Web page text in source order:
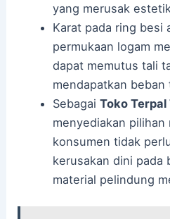
yang merusak
Karat pada ring besi
permukaan logam
dapat memutus tali
mendapatkan beban
Sebagai Toko
menyediakan
konsumen tidak
kerusakan dini pada
material pelindung